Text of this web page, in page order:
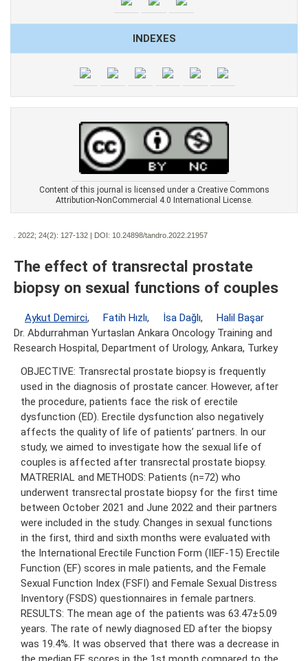
INDEXES
Content of this journal is licensed under a Creative Commons
Attribution-NonCommercial 4.0 International License.
. 2022; 24(2): 127-132 | DOI: 10.24898/tandro.2022.21957
The effect of transrectal prostate
biopsy on sexual functions of couples
Aykut Demirci, Fatih Hızlı, İsa Dağlı,
Halil Başar
Dr. Abdurrahman Yurtaslan Ankara Oncology Training and
Research Hospital, Department of Urology, Ankara, Turkey
OBJECTIVE: Transrectal prostate biopsy is frequently
used in the diagnosis of prostate cancer. However, after
the procedure, patients face the risk of erectile
dysfunction (ED). Erectile dysfunction also negatively
affects the quality of life of patients’ partners. In our
study, we aimed to investigate how the sexual life of
couples is affected after transrectal prostate biopsy.
MATRERIAL and METHODS: Patients (n=72) who
underwent transrectal prostate biopsy for the first time
between October 2021 and June 2022 and their partners
were included in the study. Changes in sexual functions
in the first, third and sixth months were evaluated with
the International Erectile Function Form (IIEF-15) Erectile
Function (EF) scores in male patients, and the Female
Sexual Function Index (FSFI) and Female Sexual Distress
Inventory (FSDS) questionnaires in female partners.
RESULTS: The mean age of the patients was 63.47±5.09
years. The rate of newly diagnosed ED after the biopsy
was 19.4%. It was observed that there was a decrease in